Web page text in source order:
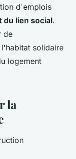
d'emplois
lien social.
de
solidaire
logement
la